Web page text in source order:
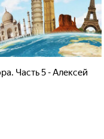
Часть 5 - Алексей